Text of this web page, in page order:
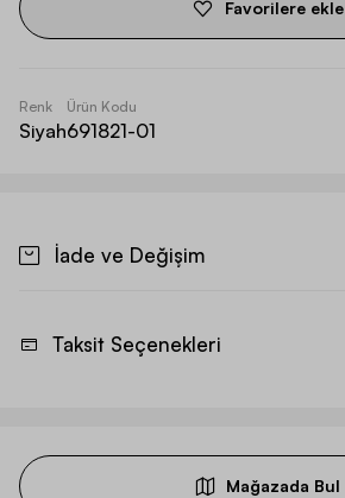
Favorilere ekle
Renk
Siyah
Ürün Kodu
691821-01
İade ve Değişim
Taksit Seçenekleri
Mağazada Bul